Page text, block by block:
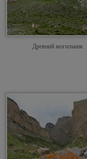
Древний могильник